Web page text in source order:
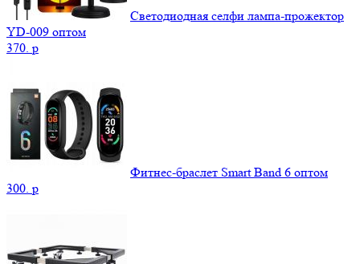
Светодиодная селфи лампа-прожектор
YD-009 оптом
370. p
Фитнес-браслет Smart Band 6 оптом
300. p